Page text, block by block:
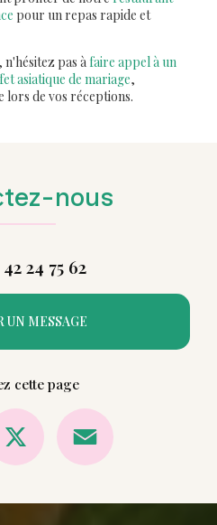
pour un repas rapide et
n'hésitez pas àfaire appel à un
asiatique de mariage,
lors de vos réceptions.
nous
24 75 62
UN MESSAGE
cette page